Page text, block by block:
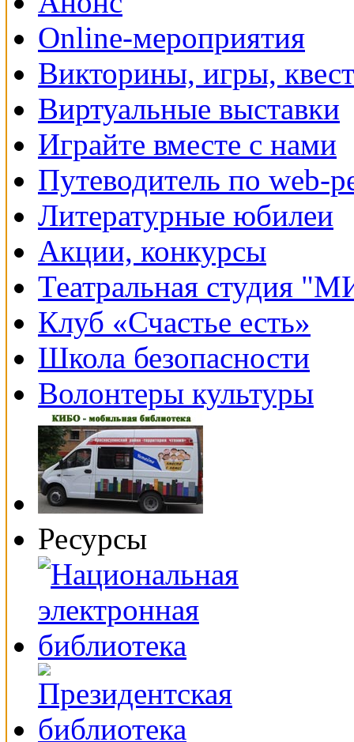
Online-мероприятия
Викторины, игры,
Виртуальные выставки
Играйте вместе с нами
Путеводитель по web-
Литературные юбилеи
Акции, конкурсы
Театральная студия
Клуб «Счастье есть»
Школа безопасности
Волонтеры культуры
Ресурсы